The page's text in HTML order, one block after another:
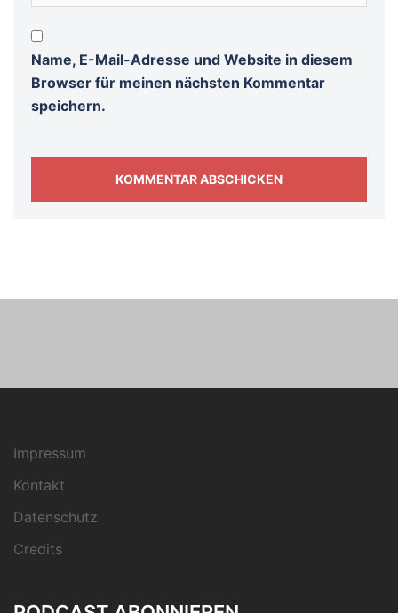
Name, E-Mail-Adresse und Website in diesem
Browser für meinen nächsten Kommentar
speichern.
Impressum
Kontakt
Datenschutz
Credits